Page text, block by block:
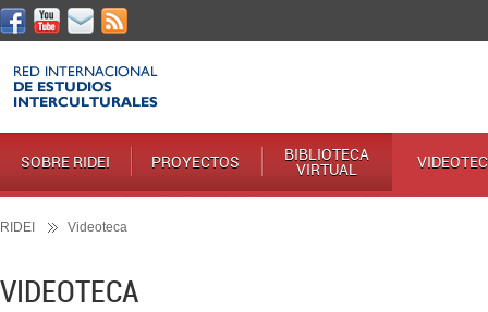
SOBRE RIDEI PROYECTOS BIBLIOTECA
VIRTUAL
RIDEI Videoteca
VIDEOTECA